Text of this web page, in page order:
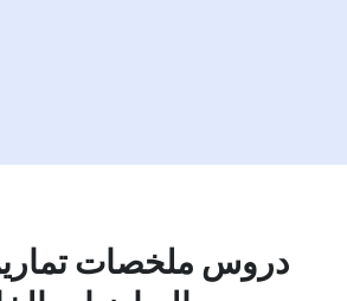
دروس ملخصات